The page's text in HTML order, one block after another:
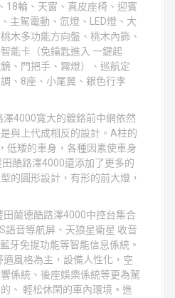
輪、天窗、真皮座椅、迎賓
主駕電動、氙燈、LED燈、大
木多功能方向盤、桃木內飾、
能卡（免鑰匙進入 一鍵起
、門把手、霧燈）、巡航定
、8座、小尾翼、銀色行李
4000寬大的鍍鉻前中網依然
與上代成相反的設計。A柱的
低矮的車身，各種因素使車身
酷路澤4000還添加了更多的
的圓形設計，有形的前大燈，
蘭德酷路澤4000中控台集合
語音導航屏、天狼星衛星 收音
牙免提功能等智能信息係統。
風格為主，設備人性化，空
係統、後座娛樂係統等更為駕
、 輕松休閑的車內環境。進